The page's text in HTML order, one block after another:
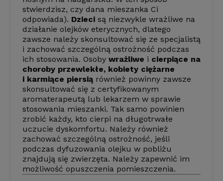
stwierdzisz, czy dana mieszanka Ci
odpowiada). Dzieci są niezwykle wrażliwe na
działanie olejków eterycznych, dlatego
zawsze należy skonsultować się ze specjalistą
i zachować szczególną ostrożność podczas
ich stosowania. Osoby wrażliwe i cierpiące na
choroby przewlekłe, kobiety ciężarne
i karmiące piersią również powinny zawsze
skonsultować się z certyfikowanym
aromaterapeutą lub lekarzem w sprawie
stosowania mieszanki. Tak samo powinien
zrobić każdy, kto cierpi na długotrwałe
uczucie dyskomfortu. Należy również
zachować szczególną ostrożność, jeśli
podczas dyfuzowania olejku w pobliżu
znajdują się zwierzęta. Należy zapewnić im
możliwość opuszczenia pomieszczenia.